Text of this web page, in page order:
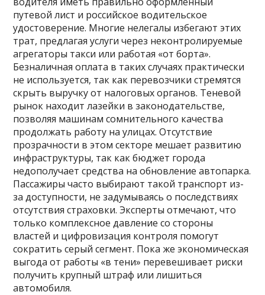
путевой лист и российское водительское
удостоверение. Многие нелегалы избегают этих
трат, предлагая услуги через неконтролируемые
агрегаторы такси или работая «от борта».
Безналичная оплата в таких случаях практически
не используется, так как перевозчики стремятся
скрыть выручку от налоговых органов. Теневой
рынок находит лазейки в законодательстве,
позволяя машинам сомнительного качества
продолжать работу на улицах. Отсутствие
прозрачности в этом секторе мешает развитию
инфраструктуры, так как бюджет города
недополучает средства на обновление автопарка.
Пассажиры часто выбирают такой транспорт из-
за доступности, не задумываясь о последствиях
отсутствия страховки. Эксперты отмечают, что
только комплексное давление со стороны
властей и цифровизация контроля помогут
сократить серый сегмент. Пока же экономическая
выгода от работы «в тени» перевешивает риски
получить крупный штраф или лишиться
автомобиля.